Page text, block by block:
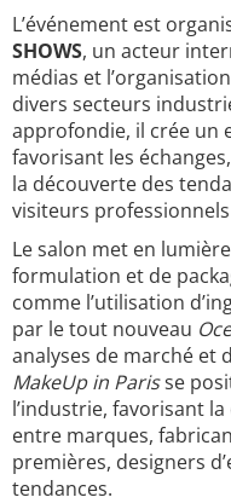
L’événement est
SHOWS, un acteur
médias et
divers secteurs
approfondie, il crée un
favorisant les
la découverte des
visiteurs
Le salon met en
formulation et de
comme l’utilisation
par le tout nouveau
analyses de marché et
MakeUp in Parisse
l’industrie, favorisant
entre marques,
premières, designers
tendances.